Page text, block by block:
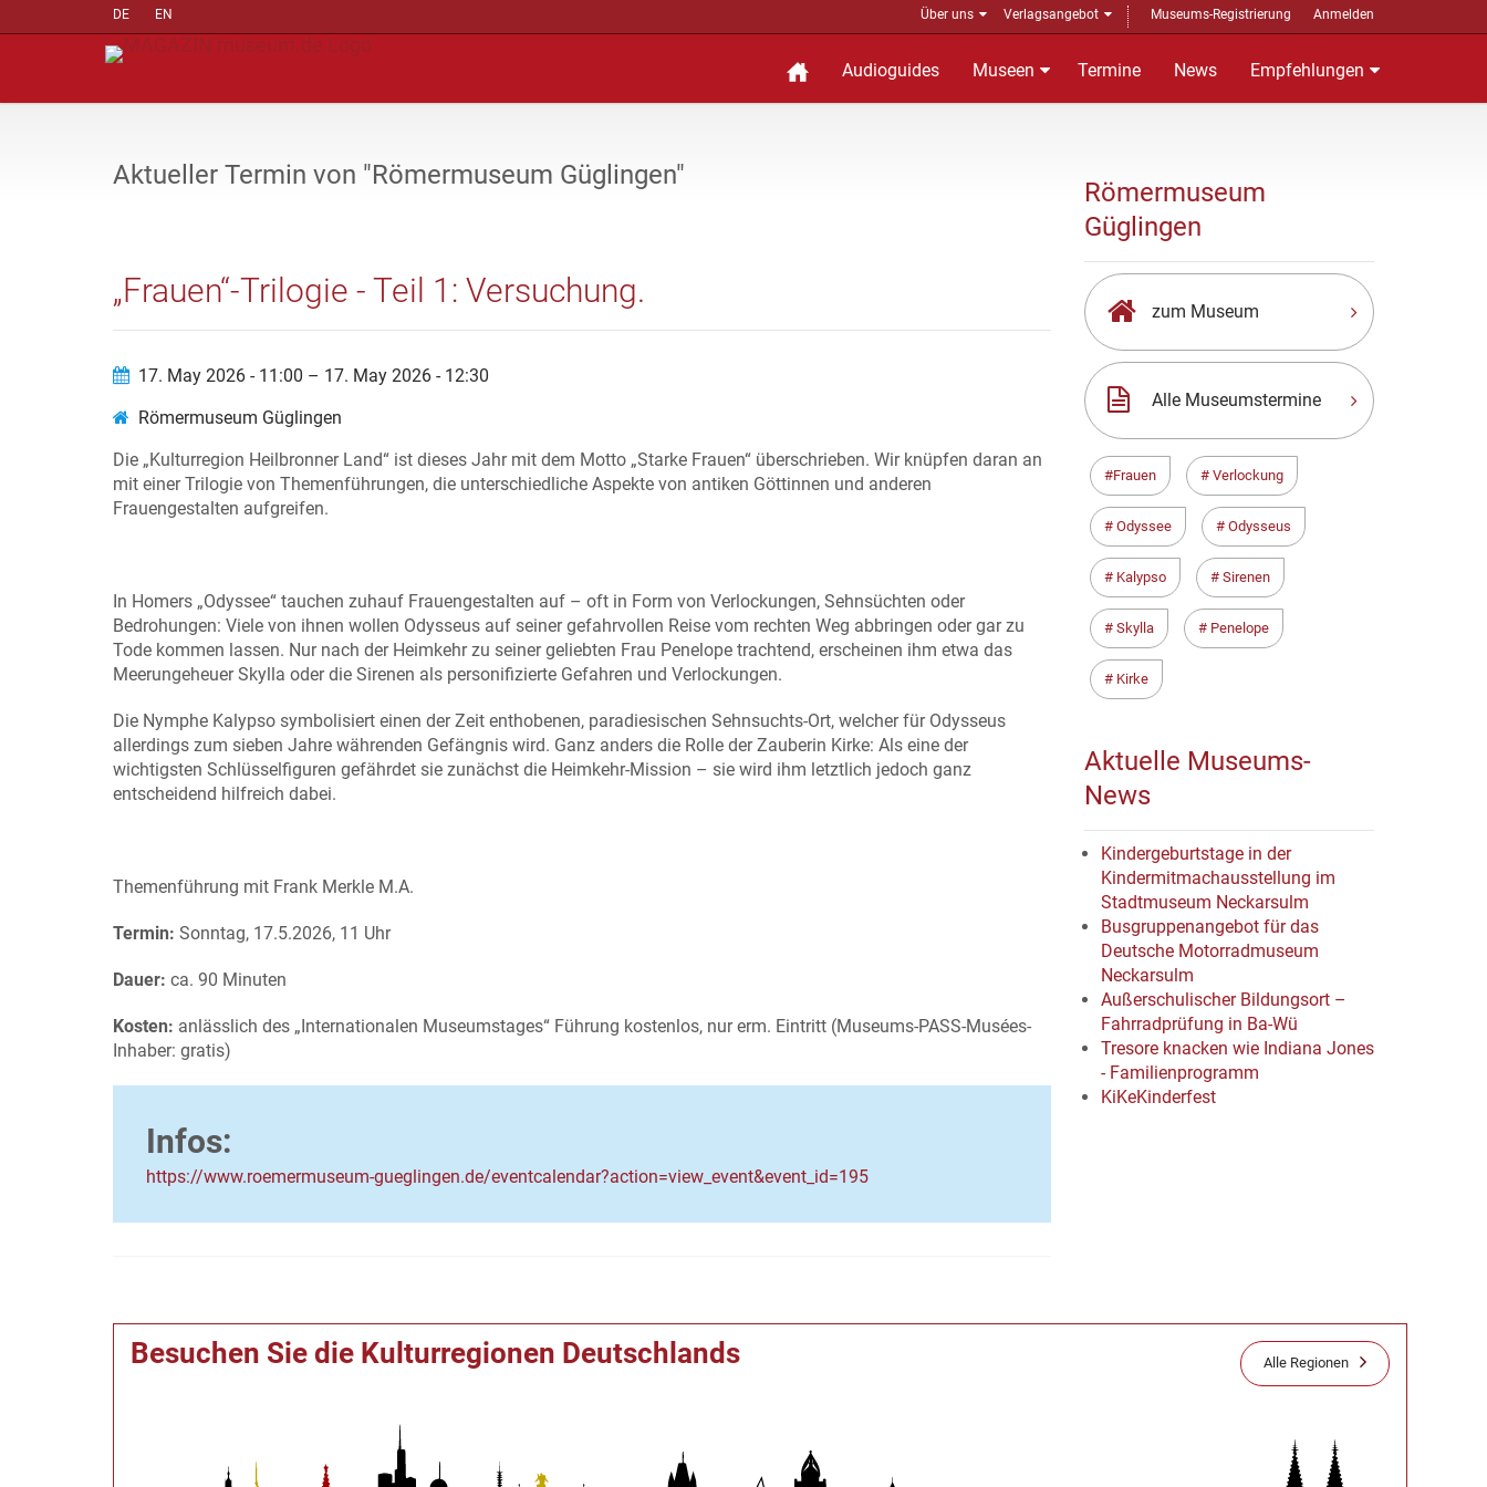
DE EN Über uns Verlagsangebot Museums-Registrierung Anmelden
Audioguides Museen Termine News Empfehlungen
Aktueller Termin von "Römermuseum Güglingen"
„Frauen“-Trilogie - Teil 1: Versuchung.
17. May 2026 - 11:00 – 17. May 2026 - 12:30
Römermuseum Güglingen
Die „Kulturregion Heilbronner Land“ ist dieses Jahr mit dem Motto „Starke Frauen“ überschrieben. Wir knüpfen daran an
mit einer Trilogie von Themenführungen, die unterschiedliche Aspekte von antiken Göttinnen und anderen
Frauengestalten aufgreifen.
In Homers „Odyssee“ tauchen zuhauf Frauengestalten auf – oft in Form von Verlockungen, Sehnsüchten oder
Bedrohungen: Viele von ihnen wollen Odysseus auf seiner gefahrvollen Reise vom rechten Weg abbringen oder gar zu
Tode kommen lassen. Nur nach der Heimkehr zu seiner geliebten Frau Penelope trachtend, erscheinen ihm etwa das
Meerungeheuer Skylla oder die Sirenen als personifizierte Gefahren und Verlockungen.
Die Nymphe Kalypso symbolisiert einen der Zeit enthobenen, paradiesischen Sehnsuchts-Ort, welcher für Odysseus
allerdings zum sieben Jahre währenden Gefängnis wird. Ganz anders die Rolle der Zauberin Kirke: Als eine der
wichtigsten Schlüsselfiguren gefährdet sie zunächst die Heimkehr-Mission – sie wird ihm letztlich jedoch ganz
entscheidend hilfreich dabei.
Themenführung mit Frank Merkle M.A.
Termin: Sonntag, 17.5.2026, 11 Uhr
Dauer: ca. 90 Minuten
Kosten: anlässlich des „Internationalen Museumstages“ Führung kostenlos, nur erm. Eintritt (Museums-PASS-Musées-
Inhaber: gratis)
Infos:
https://www.roemermuseum-gueglingen.de/eventcalendar?action=view_event&event_id=195
Besuchen Sie die Kulturregionen Deutschlands Alle Regionen
Römermuseum
Güglingen
zum Museum
Alle Museumstermine
Frauen Verlockung
Odyssee Odysseus
Kalypso Sirenen
Skylla Penelope
Kirke
Aktuelle Museums-
News
Kindergeburtstage in der
Kindermitmachausstellung im
Stadtmuseum Neckarsulm
Busgruppenangebot für das
Deutsche Motorradmuseum
Neckarsulm
Außerschulischer Bildungsort –
Fahrradprüfung in Ba-Wü
Tresore knacken wie Indiana Jones
- Familienprogramm
KiKeKinderfest